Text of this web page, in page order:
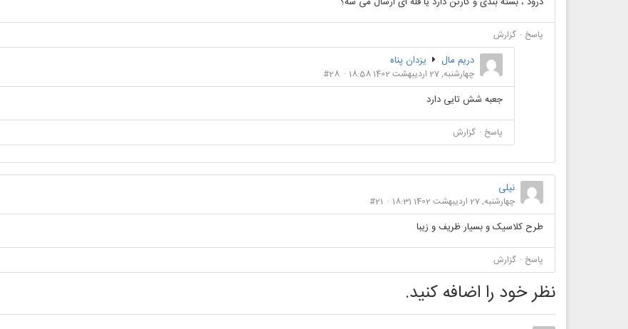
پاسخ گزارش
دریم مال یزدان پناه
چهارشنبه, 27 ارديبهشت 1402 18:58 #28
جعبه شش تایی دارد
پاسخ گزارش
نیلی
چهارشنبه, 27 ارديبهشت 1402 18:31 #21
طرح کلاسیک و بسیار ظریف و زیبا
پاسخ گزارش
نظر خود را اضافه کنید.